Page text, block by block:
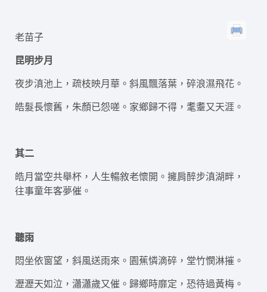
老苗子
昆明步月
夜步滇池上，疏枝映月華。斜風飄落葉，碎浪濕飛花。
皓髮長懷舊，朱顏已怨嗟。家鄉歸不得，耄耋又天涯。
其二
皓月當空共舉杯，人生暢敘老懷開。擁肩醉步滇湖畔，
往事童年客夢催。
聽雨
悶坐依窗望，斜風送雨來。園蕉憐滴碎，堂竹憫淋摧。
瀝瀝天如泣，瀟瀟歲又催。歸鄉時靡定，恐待過黃梅。